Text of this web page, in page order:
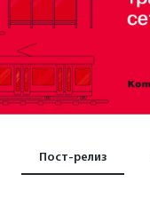
Пост-релиз